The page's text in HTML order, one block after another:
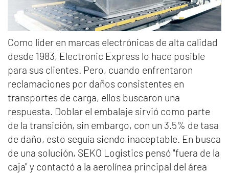
Como líder en marcas electrónicas de alta calidad
desde 1983, Electronic Express lo hace posible
para sus clientes. Pero, cuando enfrentaron
reclamaciones por daños consistentes en
transportes de carga, ellos buscaron una
respuesta. Doblar el embalaje sirvió como parte
de la transición, sin embargo, con un 3.5% de tasa
de daño, esto seguía siendo inaceptable. En busca
de una solución, SEKO Logistics pensó "fuera de la
caja" y contactó a la aerolínea principal del área